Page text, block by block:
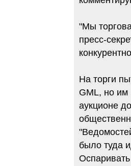
"Мы
пресс-
На торги
GML, но им
аукционе
было туда
Оспаривать